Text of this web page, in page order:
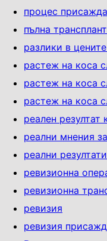
процес
пълна
разлики в
растеж на коса
растеж на коса
растеж на коса
реален резултат
реални мнения
реални
ревизионна
ревизионна
ревизия
ревизия